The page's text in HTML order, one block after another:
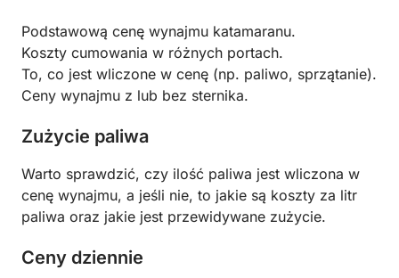
Podstawową cenę wynajmu katamaranu.
Koszty cumowania w różnych portach.
To, co jest wliczone w cenę (np. paliwo, sprzątanie).
Ceny wynajmu z lub bez sternika.
Zużycie paliwa
Warto sprawdzić, czy ilość paliwa jest wliczona w
cenę wynajmu, a jeśli nie, to jakie są koszty za litr
paliwa oraz jakie jest przewidywane zużycie.
Ceny dziennie